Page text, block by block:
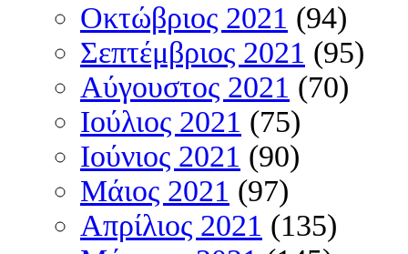
Οκτώβριος 2021 (94)
Σεπτέμβριος 2021 (95)
Αύγουστος 2021 (70)
Ιούλιος 2021 (75)
Ιούνιος 2021 (90)
Μάιος 2021 (97)
Απρίλιος 2021 (135)